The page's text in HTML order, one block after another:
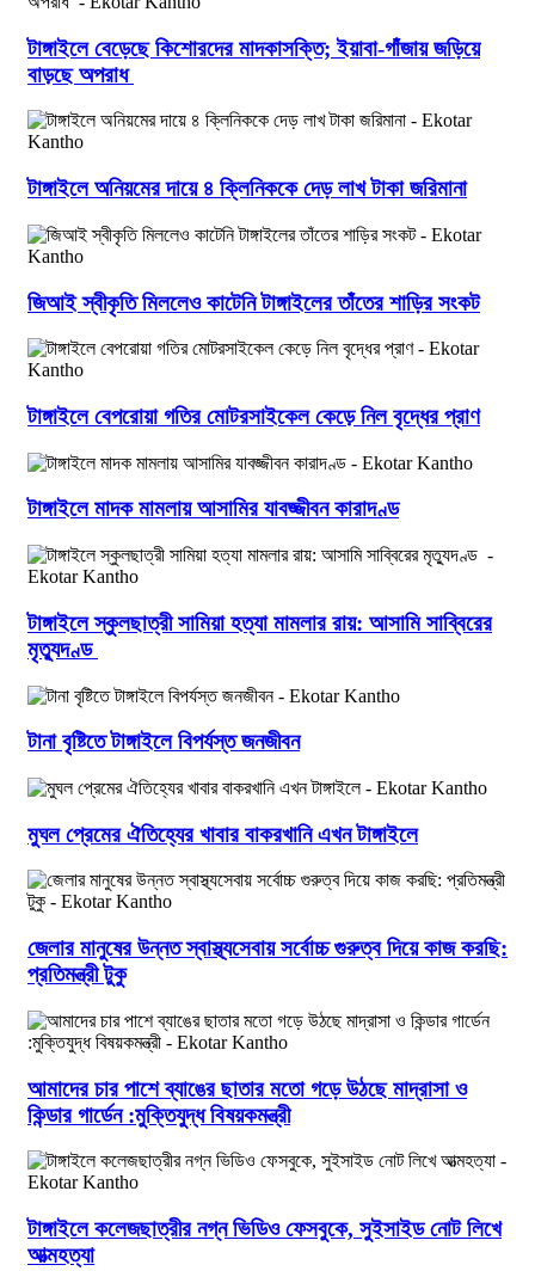
টাঙ্গাইলে বেড়েছে কিশোরদের মাদকাসক্তি; ইয়াবা-গাঁজায় জড়িয়ে
বাড়ছে অপরাধ
টাঙ্গাইলে অনিয়মের দায়ে ৪ ক্লিনিককে দেড় লাখ টাকা জরিমানা
জিআই স্বীকৃতি মিললেও কাটেনি টাঙ্গাইলের তাঁতের শাড়ির সংকট
টাঙ্গাইলে বেপরোয়া গতির মোটরসাইকেল কেড়ে নিল বৃদ্ধের প্রাণ
টাঙ্গাইলে মাদক মামলায় আসামির যাবজ্জীবন কারাদণ্ড
টাঙ্গাইলে স্কুলছাত্রী সামিয়া হত্যা মামলার রায়: আসামি সাব্বিরের
মৃত্যুদণ্ড
টানা বৃষ্টিতে টাঙ্গাইলে বিপর্যস্ত জনজীবন
মুঘল প্রেমের ঐতিহ্যের খাবার বাকরখানি এখন টাঙ্গাইলে
জেলার মানুষের উন্নত স্বাস্থ্যসেবায় সর্বোচ্চ গুরুত্ব দিয়ে কাজ করছি:
প্রতিমন্ত্রী টুকু
আমাদের চার পাশে ব্যাঙের ছাতার মতো গড়ে উঠছে মাদ্রাসা ও
কিন্ডার গার্ডেন :মুক্তিযুদ্ধ বিষয়কমন্ত্রী
টাঙ্গাইলে কলেজছাত্রীর নগ্ন ভিডিও ফেসবুকে, সুইসাইড নোট লিখে
আত্মহত্যা